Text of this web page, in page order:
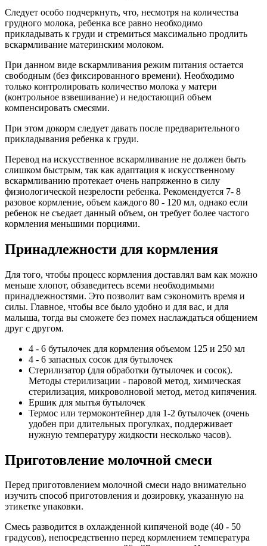
Следует особо подчеркнуть, что, несмотря на количества
грудного молока, ребенка все равно необходимо
прикладывать к груди и стремиться максимально продлить
вскармливание материнским молоком.
При данном виде вскармливания режим питания остается
свободным (без фиксированного времени). Необходимо
только контролировать количество молока у матери
(контрольное взвешивание) и недостающий объем
компенсировать смесями.
При этом докорм следует давать после предварительного
прикладывания ребенка к груди.
Перевод на искусственное вскармливание не должен быть
слишком быстрым, так как адаптация к искусственному
вскармливанию протекает очень напряженно в силу
физиологической незрелости ребенка. Рекомендуется 7- 8
разовое кормление, объем каждого 80 - 120 мл, однако если
ребенок не съедает данный объем, он требует более частого
кормления меньшими порциями.
Принадлежности для кормления
Для того, чтобы процесс кормления доставлял вам как можно
меньше хлопот, обзаведитесь всеми необходимыми
принадлежностями. Это позволит вам сэкономить время и
силы. Главное, чтобы все было удобно и для вас, и для
малыша, тогда вы сможете без помех наслаждаться общением
друг с другом.
4 - 6 бутылочек для кормления объемом 125 и 250 мл
4 - 6 запасных сосок для бутылочек
Стерилизатор (для обработки бутылочек и сосок).
Методы стерилизации - паровой метод, химическая
стерилизация, микроволновой метод, метод кипячения.
Ершик для мытья бутылочек
Термос или термоконтейнер для 1-2 бутылочек (очень
удобен при длительных прогулках, поддерживает
нужную температуру жидкости несколько часов).
Приготовление молочной смеси
Перед приготовлением молочной смеси надо внимательно
изучить способ приготовления и дозировку, указанную на
этикетке упаковки.
Смесь разводится в охлажденной кипяченой воде (40 - 50
градусов), непосредственно перед кормлением температура